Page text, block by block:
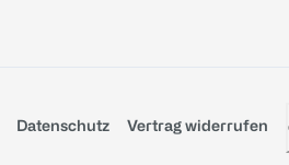
Datenschutz Vertrag widerrufen